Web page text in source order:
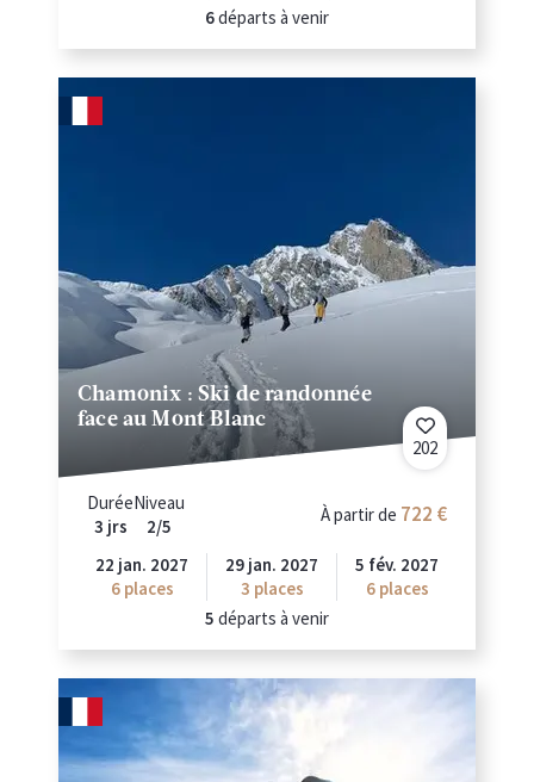
6départs à venir
Chamonix : Ski de randonnée
face au Mont Blanc
202
Durée
3 jrs
Niveau
2/5
À partir de 722
22 jan. 2027
6places
29 jan. 2027
3 places
5 fév. 2027
6places
5 départs à venir